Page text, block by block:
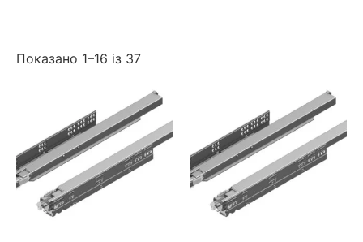
Показано 1–16 із 37